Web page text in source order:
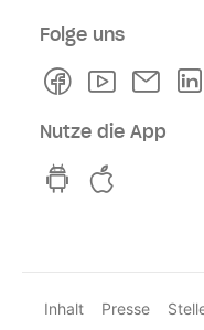
Folge uns
FacebookYoutube
Nutze die App
hvv switch
Inhalt Presse